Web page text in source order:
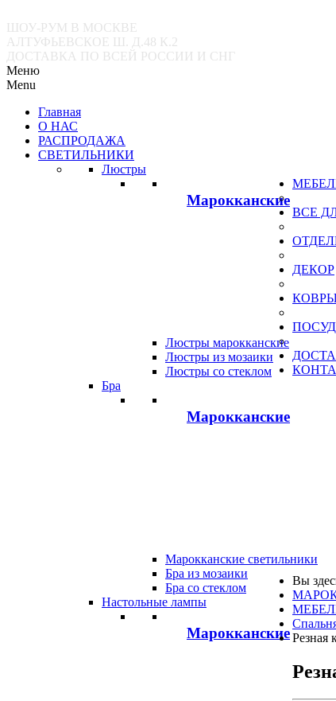
ШОУ-РУМ В МОСКВЕ
АЛТУФЬЕВСКОЕ Ш. Д.48 К.2
ДОСТАВКА ПО ВСЕЙ РОССИИ И СНГ
Меню
Menu
Главная
О НАС
РАСПРОДАЖА
СВЕТИЛЬНИКИ
Люстры
Марокканские
Люстры марокканские
Люстры из мозаики
Люстры со стеклом
Бра
Марокканские
Марокканские светильники
Бра из мозаики
Бра со стеклом
Настольные лампы
Марокканские
ВСЕ
ДЕКОР
Вы
Резная